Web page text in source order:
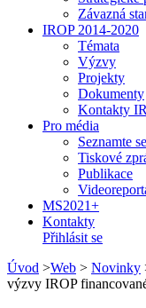
Závazná
IROP 2014-2020
Témata
Výzvy
Projekty
Dokumenty
Kontakty
Pro média
Seznamte
Tiskové
Publikace
MS2021+
Kontakty
Přihlásit se
Úvod >Web > Novinky
výzvy IROP